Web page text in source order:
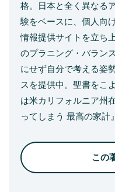
格。日本と全く異なる
験をベースに、個人向
情報提供サイトを立ち
のプラニング・バラン
にせず自分で考える姿
スを提供中。聖書をこ
は米カリフォルニア州
ってしまう 最高の家計
この